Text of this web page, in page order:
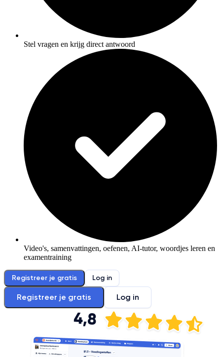
Stel vragen en krijg direct antwoord
Video's, samenvattingen, oefenen, AI-tutor, woordjes leren en
examentraining
Registreer je gratis Log in
Registreer je gratis Log in